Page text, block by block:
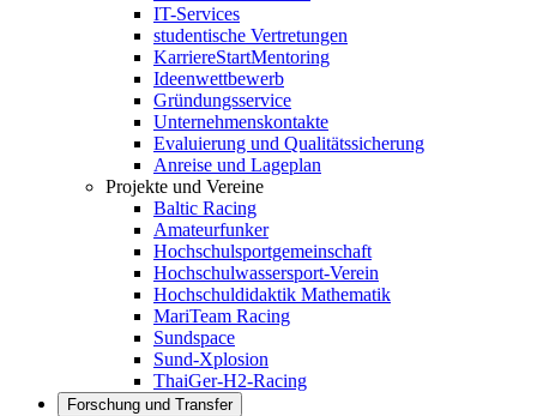
IT-Services
studentische Vertretungen
KarriereStartMentoring
Ideenwettbewerb
Gründungsservice
Unternehmenskontakte
Evaluierung und Qualitätssicherung
Anreise und Lageplan
Projekte und Vereine
Baltic Racing
Amateurfunker
Hochschulsportgemeinschaft
Hochschulwassersport-Verein
Hochschuldidaktik Mathematik
MariTeam Racing
Sundspace
Sund-Xplosion
ThaiGer-H2-Racing
Forschung und Transfer